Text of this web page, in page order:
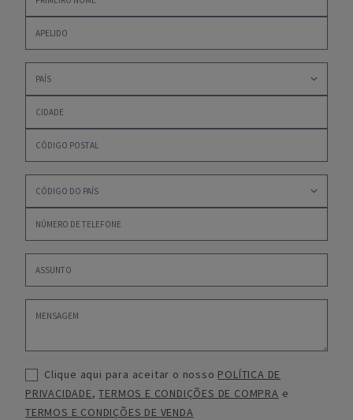
Clique aqui para aceitar o nosso POLÍTICA DE
PRIVACIDADE,TERMOS E CONDIÇÕES DE COMPRA e
TERMOS E CONDIÇÕES DE VENDA